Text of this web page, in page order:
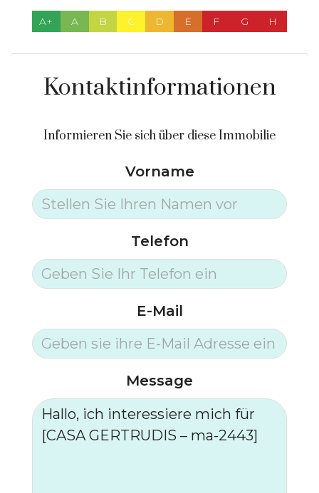
A+ A B C D E F G H
Kontaktinformationen
Informieren Sie sich über diese Immobilie
Vorname
Telefon
E-Mail
Message